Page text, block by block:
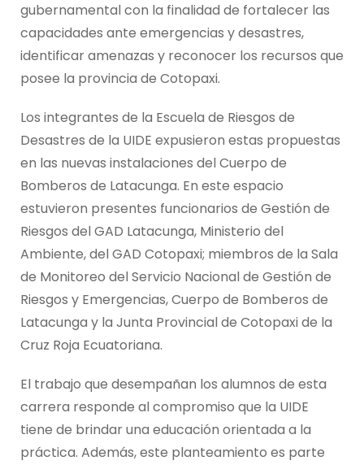
gubernamental con la finalidad de fortalecer las
capacidades ante emergencias y desastres,
identificar amenazas y reconocer los recursos que
posee la provincia de Cotopaxi.
Los integrantes de la Escuela de Riesgos de
Desastres de la UIDE expusieron estas propuestas
en las nuevas instalaciones del Cuerpo de
Bomberos de Latacunga. En este espacio
estuvieron presentes funcionarios de Gestión de
Riesgos del GAD Latacunga, Ministerio del
Ambiente, del GAD Cotopaxi; miembros de la Sala
de Monitoreo del Servicio Nacional de Gestión de
Riesgos y Emergencias, Cuerpo de Bomberos de
Latacunga y la Junta Provincial de Cotopaxi de la
Cruz Roja Ecuatoriana.
El trabajo que desempañan los alumnos de esta
carrera responde al compromiso que la UIDE
tiene de brindar una educación orientada a la
práctica. Además, este planteamiento es parte